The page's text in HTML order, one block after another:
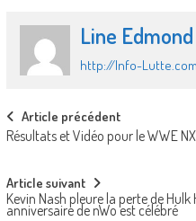
Line Edmond
http://Info-Lutte.com
Post
navigation
Article précédent
Résultats et Vidéo pour le WWE
Article suivant
Kevin Nash pleure la perte de
anniversaire de nWo est célébré